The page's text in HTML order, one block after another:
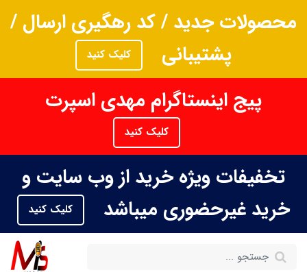
محصولات جدید / کد رهگیری ارسال /
پشتیبانی
کلیک کنید
پیج اینستاگرام مهدی اسپرت
کلیک کنید
تخفیفات ویژه خرید از وب سایت و
خرید غیرحضوری میباشد
کلیک کنید